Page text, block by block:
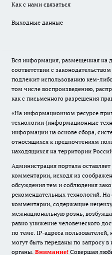
Как с нами связаться
Выходные данные
Вся информация, размещенная на
соответствии с
подлежит использованию кем-
том числе воспроизведению,
как с письменного разрешения
«На информационном ресурсе
технологии (информационные
информации на основе сбора,
относящихся к предпочтениям
находящихся на территории
Администрация портала
комментарии, исходя из
обсуждения тем и соблюдения
рекомендательных технологий. На
комментарии, содержащие
межнациональную рознь,
равно унижение человеческого
по теме. IP-адреса
могут быть переданы по запросу
органы. Внимание! Совершая